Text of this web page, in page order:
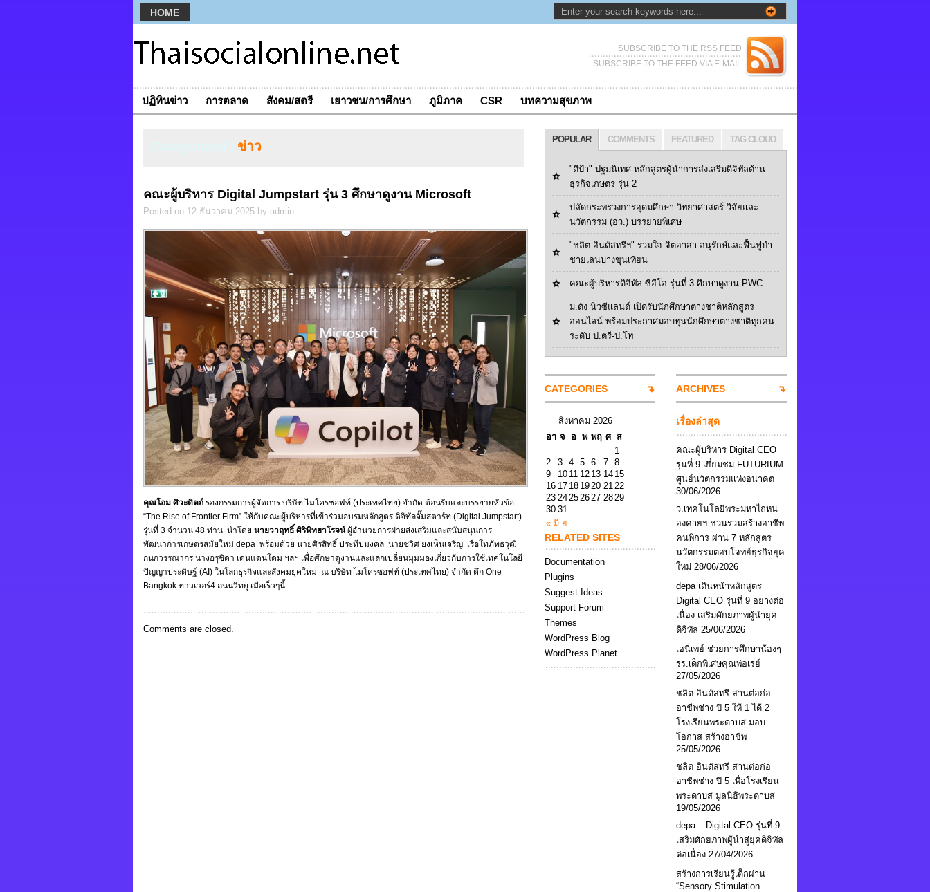
HOME
SUBSCRIBE TO THE RSS FEED
SUBSCRIBE TO THE FEED VIA E-MAIL
ปฏิทินข่าว การตลาด สังคม/สตรี เยาวชน/การศึกษา ภูมิภาค CSR บทความสุขภาพ
ข่าว
คณะผู้บริหาร Digital Jumpstart รุ่น 3 ศึกษาดูงาน Microsoft
Posted on 12 ธันวาคม 2025 by admin
คุณโอม ศิวะดิตถ์ รองกรรมการผู้จัดการ บริษัท ไมโครซอฟท์ (ประเทศไทย) จำกัด ต้อนรับและบรรยายหัวข้อ
“The Rise of Frontier Firm” ให้กับคณะผู้บริหารที่เข้าร่วมอบรมหลักสูตร ดิจิทัลจั๊มสตาร์ท (Digital Jumpstart)
รุ่นที่ 3 จำนวน 48 ท่าน นำโดย นายวาฤทธิ์ ศิริพิทยาโรจน์ผู้อำนวยการฝ่ายส่งเสริมและสนับสนุนการ
พัฒนาการเกษตรสมัยใหม่ depa พร้อมด้วย นายศิรสิทธิ์ ประทีปมงคล นายชวิศ ยงเห็นเจริญ เรือโทภัทธวุฒิ
กนกวรรณากร นางอรุชิดา เด่นแดนโดม ฯลฯ เพื่อศึกษาดูงานและแลกเปลี่ยนมุมมองเกี่ยวกับการใช้เทคโนโลยี
ปัญญาประดิษฐ์ (AI) ในโลกธุรกิจและสังคมยุคใหม่ ณ บริษัท ไมโครซอฟท์ (ประเทศไทย) จำกัด ตึก One
Bangkok ทาวเวอร์4 ถนนวิทยุ เมื่อเร็วๆนี้
Comments are closed.
POPULAR COMMENTS FEATURED TAG CLOUD
"ดีป้า" ปฐมนิเทศ หลักสูตรผู้นำการส่งเสริมดิจิทัลด้าน
ธุรกิจเกษตร รุ่น 2
ปลัดกระทรวงการอุดมศึกษา วิทยาศาสตร์ วิจัยและ
นวัตกรรม (อว.) บรรยายพิเศษ
"ชลิต อินดัสทรีฯ" รวมใจ จิตอาสา อนุรักษ์และฟื้นฟูป่า
ชายเลนบางขุนเทียน
คณะผู้บริหารดิจิทัล ซีอีโอ รุ่นที่ 3 ศึกษาดูงาน PWC
ม.ดัง นิวซีแลนด์ เปิดรับนักศึกษาต่างชาติหลักสูตร
ออนไลน์ พร้อมประกาศมอบทุนนักศึกษาต่างชาติทุกคน
ระดับ ป.ตรี-ป.โท
CATEGORIES
สิงหาคม 2026
อา จ อ พ พฤ ศ ส
« มิ.ย.
1
2
3 4 5 6 7 8
9
10 11 12 13 14 15
16 17 18 1920 2122
23 24252627 2829
30 31
RELATED SITES
Documentation
Plugins
Suggest Ideas
Support Forum
Themes
WordPress Blog
WordPress Planet
ARCHIVES
เรื่องล่าสุด
คณะผู้บริหาร Digital CEO
รุ่นที่ 9 เยี่ยมชม FUTURIUM
ศูนย์นวัตกรรมแห่งอนาคต
30/06/2026
ว.เทคโนโลยีพระมหาไถ่หน
องคายฯ ชวนร่วมสร้างอาชีพ
คนพิการ ผ่าน 7 หลักสูตร
นวัตกรรมตอบโจทย์ธุรกิจยุค
ใหม่ 28/06/2026
depa เดินหน้าหลักสูตร
Digital CEO รุ่นที่ 9 อย่างต่อ
เนื่อง เสริมศักยภาพผู้นำยุค
ดิจิทัล 25/06/2026
เอนี่เพย์ ช่วยการศึกษาน้องๆ
รร.เด็กพิเศษคุณพ่อเรย์
27/05/2026
ชลิต อินดัสทรี สานต่อก่อ
อาชีพช่าง ปี 5 ให้ 1 ได้ 2
โรงเรียนพระดาบส มอบ
โอกาส สร้างอาชีพ
25/05/2026
ชลิต อินดัสทรี สานต่อก่อ
อาชีพช่าง ปี 5 เพื่อโรงเรียน
พระดาบส มูลนิธิพระดาบส
19/05/2026
depa – Digital CEO รุ่นที่ 9
เสริมศักยภาพผู้นำสู่ยุคดิจิทัล
ต่อเนื่อง 27/04/2026
สร้างการเรียนรู้เด็กผ่าน
“Sensory Stimulation